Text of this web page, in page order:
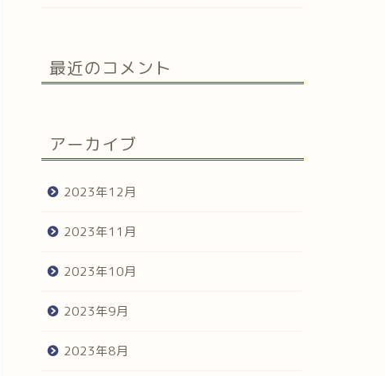
最近のコメント
アーカイブ
2023年12月
2023年11月
2023年10月
2023年9月
2023年8月